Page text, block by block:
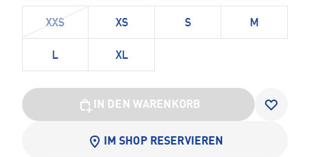
XXS XS S M
L XL
IN DEN WARENKORB
IM SHOP RESERVIEREN